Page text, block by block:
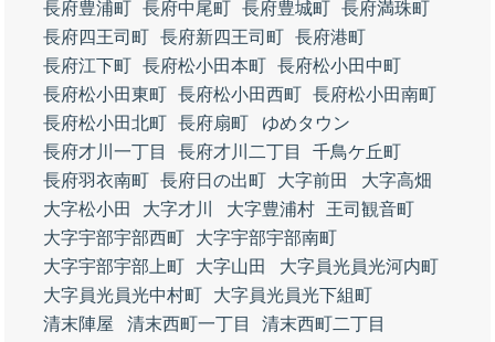
長府豊浦町 長府中尾町 長府豊城町 長府満珠町
長府四王司町 長府新四王司町 長府港町
長府江下町 長府松小田本町 長府松小田中町
長府松小田東町 長府松小田西町 長府松小田南町
長府松小田北町 長府扇町
ゆめタウン
長府才川一丁目
長府才川二丁目
千鳥ケ丘町
長府羽衣南町 長府日の出町 大字前田
大字高畑
大字松小田
大字才川 大字豊浦村
王司観音町
大字宇部宇部西町
大字宇部宇部南町
大字宇部宇部上町
大字山田
大字員光員光河内町
大字員光員光中村町
大字員光員光下組町
清末陣屋
清末西町一丁目
清末西町二丁目